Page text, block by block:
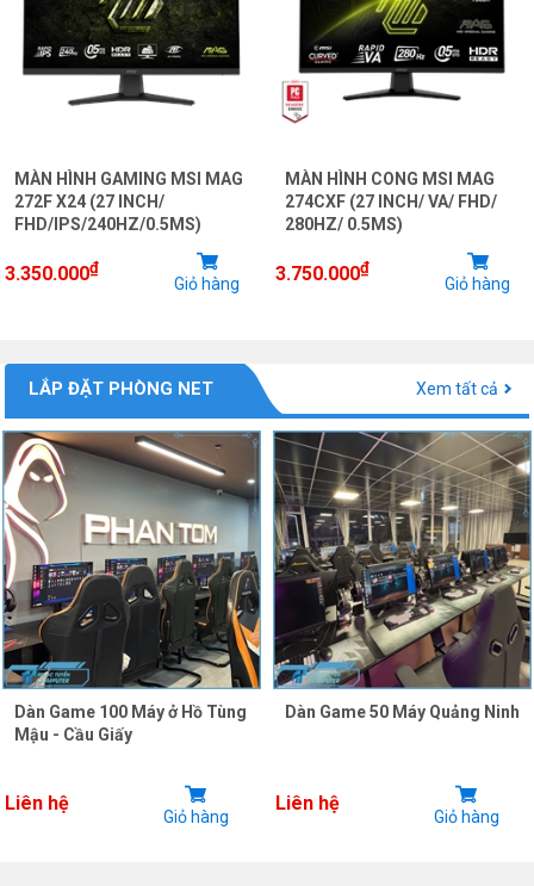
MÀN HÌNH GAMING MSI MAG
272F X24 (27 INCH/
FHD/IPS/240HZ/0.5MS)
3.350.000₫
Giỏ hàng
MÀN HÌNH CONG MSI MAG
274CXF (27 INCH/ VA/ FHD/
280HZ/ 0.5MS)
3.750.000₫
Giỏ hàng
LẮP ĐẶT PHÒNG NET Xem tất cả
Dàn Game 100 Máy ở Hồ Tùng
Mậu - Cầu Giấy
Liên hệ
Giỏ hàng
Dàn Game 50 Máy Quảng Ninh
Liên hệ
Giỏ hàng